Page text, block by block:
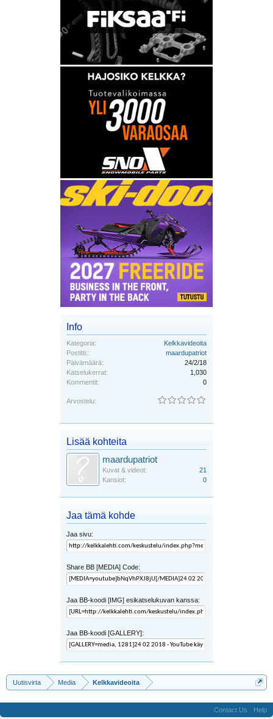
Info
Kategoria:
Kelkkavideoita
Postitti::
maardupatriot
Päivämäärä:
24/2/18
Katselukerrat:
1,030
Kommentit:
0
Arvostelu:
Lisää kohteita
maardupatriot
Kuvat & videot:
21
Kansiot:
0
Jaa tämä kohde
Jaa sivu:
Share BB [MEDIA] Code:
Jaa BB-koodi [IMG] esikatselukuvan kanssa:
Jaa BB-koodi [GALLERY]:
Uutisvirta Media Kelkkavideoita
Contact Us Help